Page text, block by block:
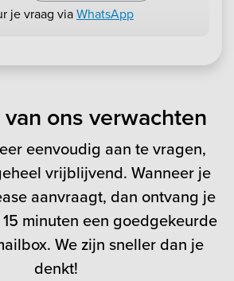
je vraag viaWhatsApp
ons verwachten
eenvoudig aan te vragen,
vrijblijvend. Wanneer je
aanvraagt, dan ontvang je
minuten een goedgekeurde
We zijn sneller dan je
denkt!